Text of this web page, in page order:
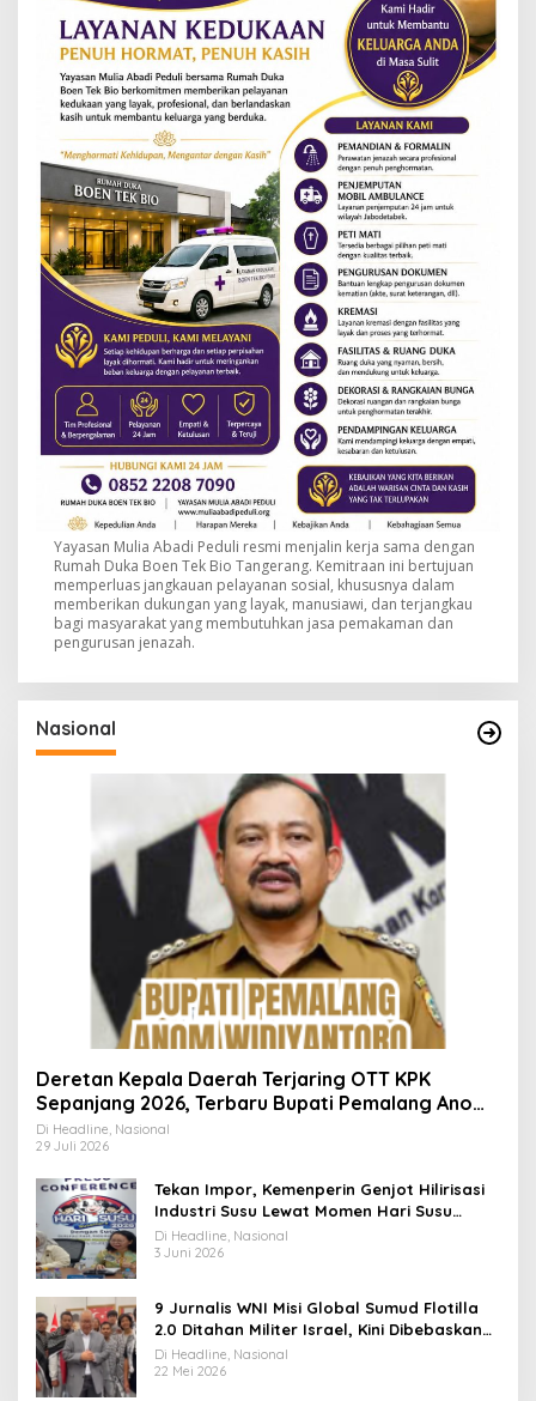
Yayasan Mulia Abadi Peduli resmi menjalin kerja sama dengan
Rumah Duka Boen Tek Bio Tangerang. Kemitraan ini bertujuan
memperluas jangkauan pelayanan sosial, khususnya dalam
memberikan dukungan yang layak, manusiawi, dan terjangkau
bagi masyarakat yang membutuhkan jasa pemakaman dan
pengurusan jenazah.
Nasional
Deretan Kepala Daerah Terjaring OTT KPK
Sepanjang 2026, Terbaru Bupati Pemalang Anom
Widiyantoro
Di Headline, Nasional
29 Juli 2026
Tekan Impor, Kemenperin Genjot Hilirisasi
Industri Susu Lewat Momen Hari Susu
Nusantara 2026
Di Headline, Nasional
3 Juni 2026
9 Jurnalis WNI Misi Global Sumud Flotilla
2.0 Ditahan Militer Israel, Kini Dibebaskan
dan Dievakuasi ke Istanbul
Di Headline, Nasional
22 Mei 2026